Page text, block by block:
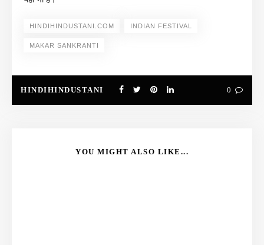
HINDIHINDUSTANI.COM INDIAN FESTIVAL
MAKAR SANKRANTI
HINDIHINDUSTANI 0
YOU MIGHT ALSO LIKE...